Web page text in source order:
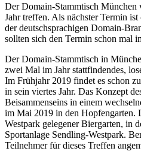
Der Domain-Stammtisch München
Jahr treffen. Als nächster Termin
der deutschsprachigen Domain-
sollten sich den Termin schon mal
Der Domain-Stammtisch in
zwei Mal im Jahr stattfindendes,
Im Frühjahr 2019 findet es schon
in sein viertes Jahr. Das Konzept
Beisammenseins in einem
im Mai 2019 in den Hopfengarten.
Westpark gelegener Biergarten, in
Sportanlage Sendling-Westpark.
Teilnehmer für dieses Treffen